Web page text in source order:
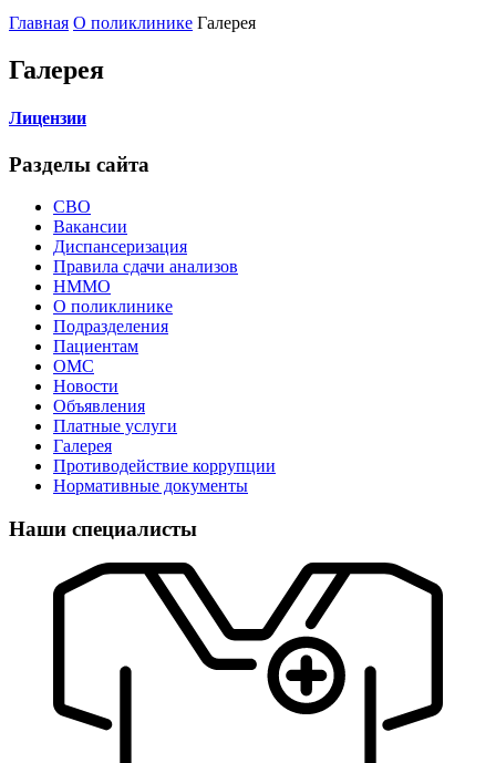
Главная О поликлинике Галерея
Галерея
Лицензии
Разделы сайта
СВО
Вакансии
Диспансеризация
Правила сдачи анализов
НММО
О поликлинике
Подразделения
Пациентам
ОМС
Новости
Объявления
Платные услуги
Галерея
Противодействие коррупции
Нормативные документы
Наши специалисты